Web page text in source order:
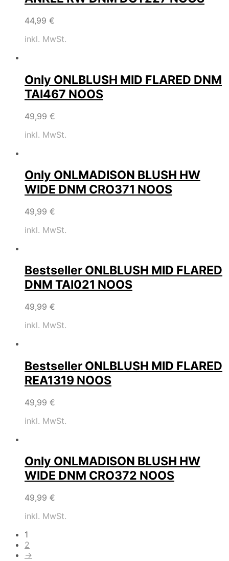
44,99 €
inkl. MwSt.
Only ONLBLUSH MID FLARED DNM
TAI467 NOOS
49,99 €
inkl. MwSt.
Only ONLMADISON BLUSH HW
WIDE DNM CRO371 NOOS
49,99 €
inkl. MwSt.
Bestseller ONLBLUSH MID FLARED
DNM TAI021 NOOS
49,99 €
inkl. MwSt.
Bestseller ONLBLUSH MID FLARED
REA1319 NOOS
49,99 €
inkl. MwSt.
Only ONLMADISON BLUSH HW
WIDE DNM CRO372 NOOS
49,99 €
inkl. MwSt.
1
2
→